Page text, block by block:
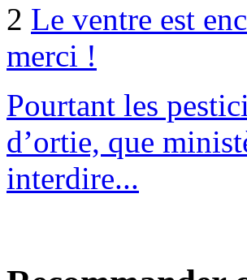
2 Le ventre est
merci !
Pourtant les
d’ortie, que
interdire...